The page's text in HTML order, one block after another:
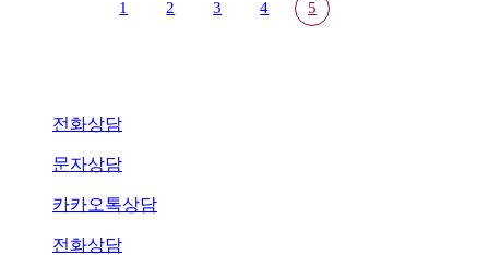
1 2 3 4 5
전화상담
문자상담
카카오톡상담
전화상담